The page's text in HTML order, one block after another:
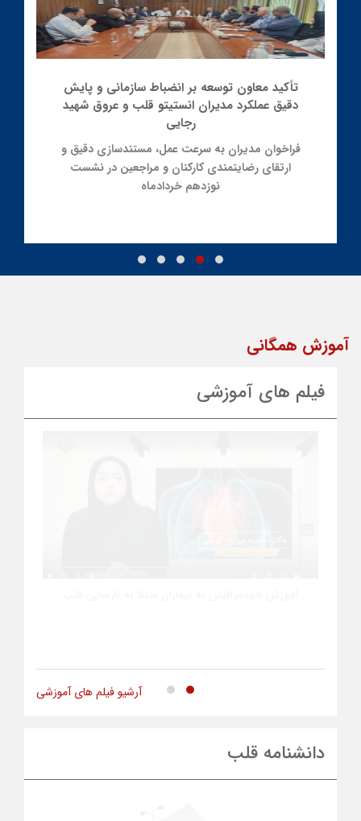
تأکید معاون توسعه بر انضباط سازمانی و پایش
دقیق عملکرد مدیران انستیتو قلب و عروق شهید
رجایی
فراخوان مدیران به سرعت عمل، مستندسازی دقیق و
ارتقای رضایتمندی کارکنان و مراجعین در نشست
نوزدهم خردادماه
آموزش همگانی
فیلم های آموزشی
آرشیو فیلم های آموزشی
دانشنامه قلب